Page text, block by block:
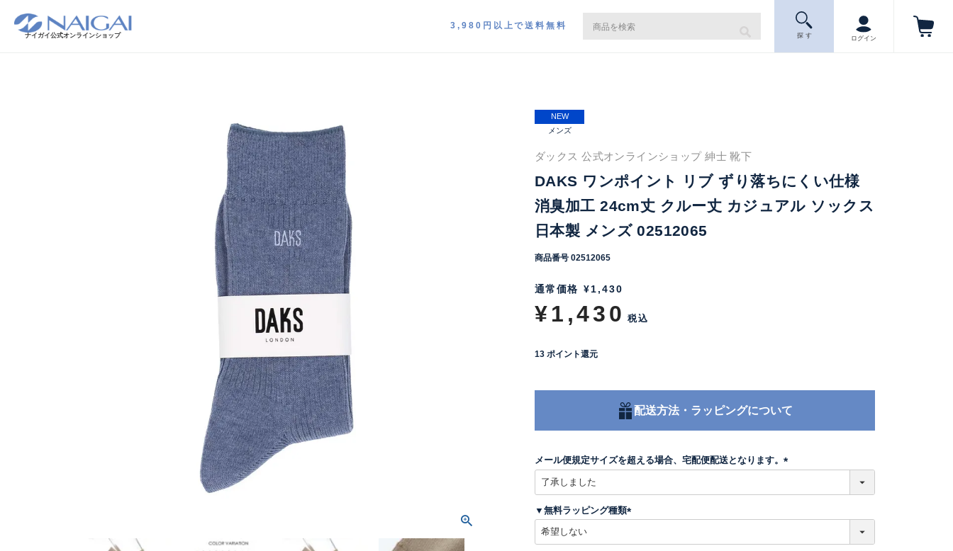
ナイガイ公式オンラインショップ
3,980円以上で送料無料
探 す ログイン
NEW
メンズ
ダックス 公式オンラインショップ 紳士 靴下
DAKS ワンポイント リブ ずり落ちにくい仕様
消臭加工 24cm丈 クルー丈 カジュアル ソックス
日本製 メンズ 02512065
商品番号 02512065
通常価格 ¥1,430
¥1,430 税込
13 ポイント還元
配送方法・ラッピングについて
メール便規定サイズを超える場合、宅配便配送となります。
)
▼無料ラッピング種類